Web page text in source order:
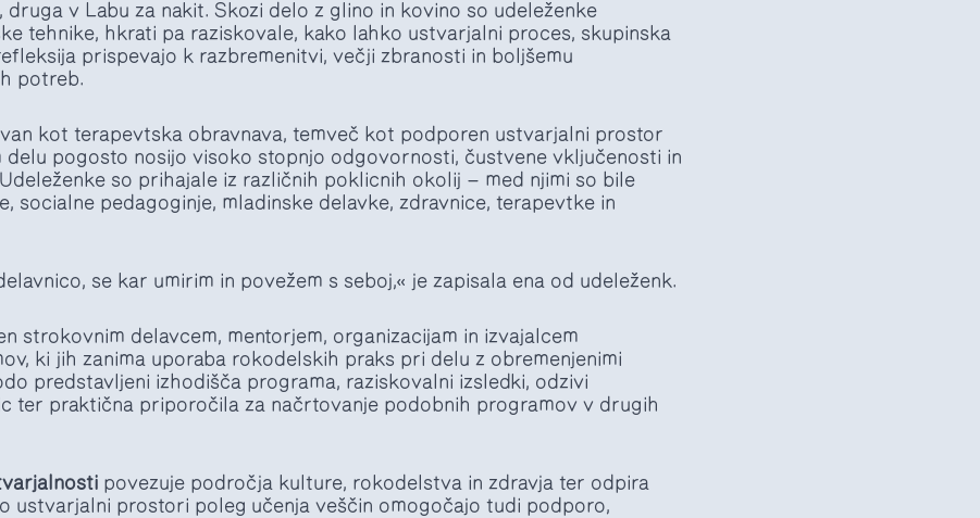
druga v Labu za nakit. Skozi delo z glino in kovino so udeleženke
tehnike, hkrati pa raziskovale, kako lahko ustvarjalni proces, skupinska
prispevajo k razbremenitvi, večji zbranosti in boljšemu
potreb.
kot terapevtska obravnava, temveč kot podporen ustvarjalni prostor
delu pogosto nosijo visoko stopnjo odgovornosti, čustvene vključenosti in
so prihajale iz različnih poklicnih okolij — med njimi so bile
socialne pedagoginje, mladinske delavke, zdravnice, terapevtke in
se kar umirim in povežem s seboj,« je zapisala ena od udeleženk.
strokovnim delavcem, mentorjem, organizacijam in izvajalcem
ki jih zanima uporaba rokodelskih praks pri delu z obremenjenimi
predstavljeni izhodišča programa, raziskovalni izsledki, odzivi
ter praktična priporočila za načrtovanje podobnih programov v drugih
povezuje področja kulture, rokodelstva in zdravja ter odpira
ustvarjalni prostori poleg učenja veščin omogočajo tudi podporo,